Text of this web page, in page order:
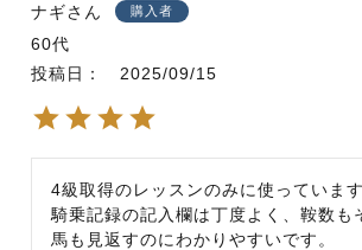
ナギ 購入者
60代
投稿日
2025/09/15
4級取得のレッスンのみに使っています
騎乗記録の記入欄は丁度よく、鞍数も
馬も見返すのにわかりやすいです。